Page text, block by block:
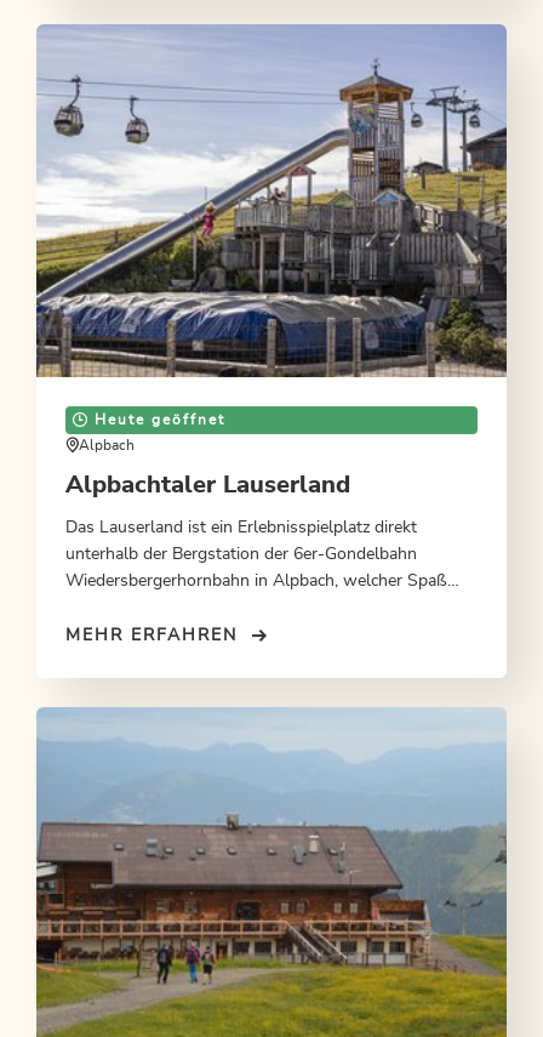
Heute geöffnet
Alpbach
Alpbachtaler Lauserland
Das Lauserland ist ein Erlebnisspielplatz direkt
unterhalb der Bergstation der 6er-Gondelbahn
Wiedersbergerhornbahn in Alpbach, welcher Spaß
MEHR ERFAHREN